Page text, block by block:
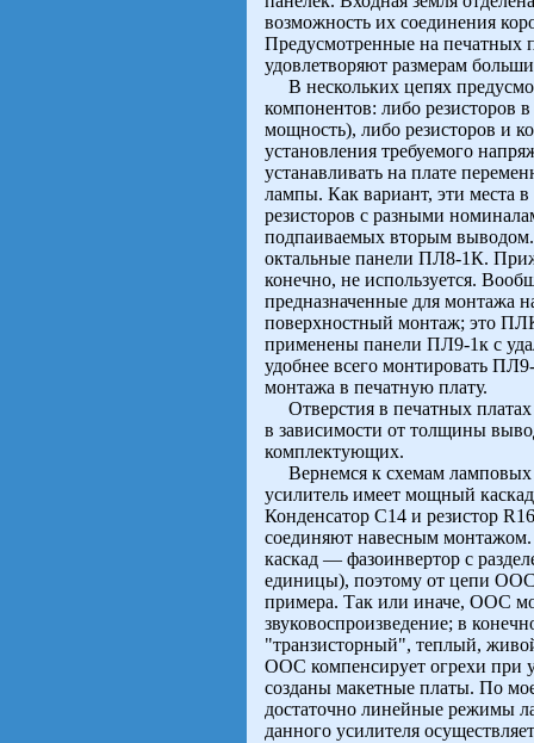
возможность их соединения
Предусмотренные на печатных
удовлетворяют размерам
В нескольких цепях
компонентов: либо резисторов
мощность), либо резисторов и
установления требуемого
устанавливать на плате
лампы. Как вариант, эти места
резисторов с разными
подпаиваемых вторым
октальные панели ПЛ8-1К.
конечно, не используется.
предназначенные для монтажа
поверхностный монтаж; это
применены панели ПЛ9-1к с
удобнее всего монтировать
монтажа в печатную плату.
Отверстия в печатных платах
в зависимости от толщины
комплектующих.
Вернемся к схемам ламповых
усилитель имеет мощный
Конденсатор С14 и резистор
соединяют навесным монтажом.
каскад — фазоинвертор с
единицы), поэтому от цепи ООС
примера. Так или иначе, ООС
звуковоспроизведение; в
"транзисторный", теплый,
ООС компенсирует огрехи при
созданы макетные платы. По
достаточно линейные режимы
данного усилителя